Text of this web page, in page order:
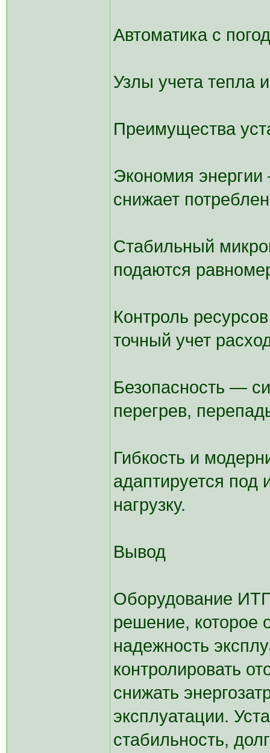
Автоматика с
Узлы учета тепла
Преимущества
Экономия
снижает
Стабильный
подаются
Контроль
точный учет
Безопасность —
перегрев,
Гибкость и
адаптируется
нагрузку.
Вывод
Оборудование
решение, которое
надежность
контролировать
снижать
эксплуатации.
стабильность,